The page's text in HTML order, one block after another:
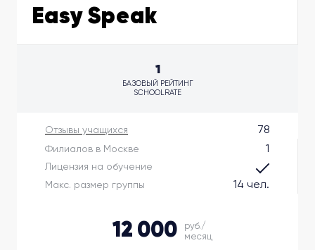
Easy Speak
Отзывы учащихся 78
Филиалов в Москве 1
Макс. размер группы 14 чел.
Лицензия на обучение
1
БАЗОВЫЙ РЕЙТИНГ
SCHOOLRATE
12 000
руб./
месяц